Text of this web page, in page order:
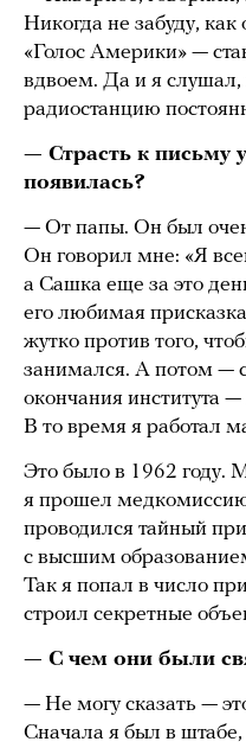
Никогда не забуду,
«Голос Америки» —
вдвоем. Да и я слушал,
радиостанцию
— Страсть к письму
появилась?
— От папы. Он был
Он говорил мне: «Я
а Сашка еще за это
его любимая
жутко против того,
занимался. А потом —
окончания института
В то время я работал
Это было в 1962 году.
я прошел
проводился тайный
с высшим
Так я попал в число
строил секретные
— С чем они были
— Не могу сказать —
Сначала я был в